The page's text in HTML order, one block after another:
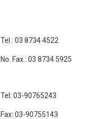
Tel : 03 8734 4522
No. Fax : 03 8734 5925
Tel: 03-90765243
Fax: 03-90755143